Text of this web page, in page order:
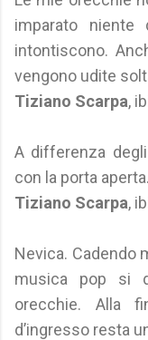
imparato
intontiscono.
vengono udite
Tiziano Scarpa,
A differenza
con la porta aperta.
Tiziano Scarpa,
Nevica. Cadendo
musica pop si
orecchie. Alla
d’ingresso resta